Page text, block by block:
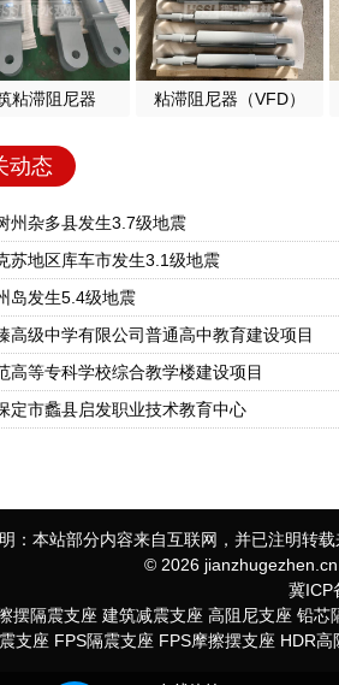
粘滞阻尼器 粘滞阻尼器（VFD）
动态
州杂多县发生3.7级地震
苏地区库车市发生3.1级地震
岛发生5.4级地震
高级中学有限公司普通高中教育建设项目
高等专科学校综合教学楼建设项目
定市蠡县启发职业技术教育中心
：本站部分内容来自互联网，并已注明转
© 2026 jianzhugezhen.cn
冀ICP
摆隔震支座 建筑减震支座 高阻尼支座 铅芯
支座 FPS隔震支座 FPS摩擦摆支座 HDR高